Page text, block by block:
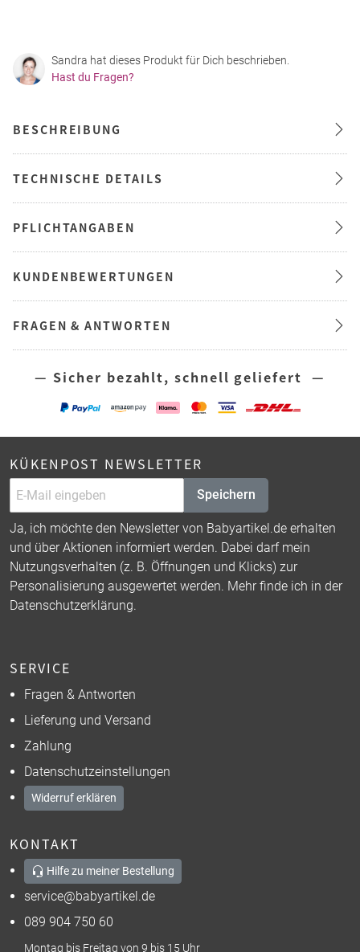
Sandra hat dieses Produkt für Dich beschrieben.
Hast du Fragen?
BESCHREIBUNG
TECHNISCHE DETAILS
PFLICHTANGABEN
KUNDENBEWERTUNGEN
FRAGEN & ANTWORTEN
— Sicher bezahlt, schnell geliefert —
KÜKENPOST NEWSLETTER
Speichern
Ja, ich möchte den Newsletter von Babyartikel.de erhalten
und über Aktionen informiert werden. Dabei darf mein
Nutzungsverhalten (z. B. Öffnungen und Klicks) zur
Personalisierung ausgewertet werden. Mehr finde ich in der
Datenschutzerklärung.
SERVICE
Fragen & Antworten
Lieferung und Versand
Zahlung
Datenschutzeinstellungen
Widerruf erklären
KONTAKT
Hilfe zu meiner Bestellung
service@babyartikel.de
089 904 750 60
Montag bis Freitag von 9 bis 15 Uhr